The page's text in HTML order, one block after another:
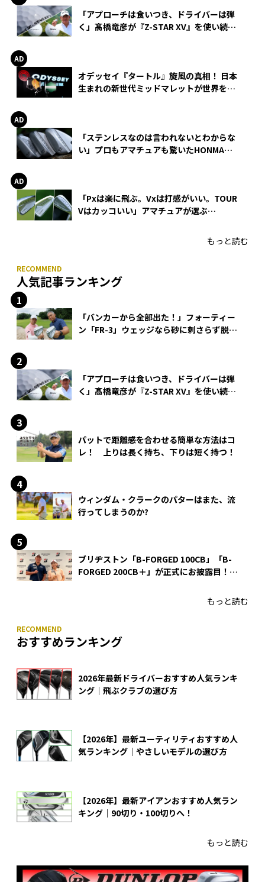
「アプローチは食いつき、ドライバーは弾
く」髙橋竜彦が『Z-STAR XV』を使い続け
オデッセイ『タートル』旋風の真相！ 日本
生まれの新世代ミッドマレットが世界を席
「ステンレスなのは言われないとわからな
い」プロもアマチュアも驚いたHONMA
「Pxは楽に飛ぶ。Vxは打感がいい。TOUR
Vはカッコいい」アマチュアが選ぶ
もっと読む
人気記事ランキング
「バンカーから全部出た！」フォーティー
ン「FR-3」ウェッジなら砂に刺さらず脱出
「アプローチは食いつき、ドライバーは弾
く」髙橋竜彦が『Z-STAR XV』を使い続け
パットで距離感を合わせる簡単な方法はコ
レ！ 上りは長く持ち、下りは短く持つ！
ウィンダム・クラークのパターはまた、流
行ってしまうのか?
ブリヂストン「B-FORGED 100CB」「B-
FORGED 200CB＋」が正式にお披露目！
もっと読む
おすすめランキング
2026年最新ドライバーおすすめ人気ランキ
ング｜飛ぶクラブの選び方
【2026年】最新ユーティリティおすすめ人
気ランキング｜やさしいモデルの選び方
【2026年】最新アイアンおすすめ人気ラン
キング｜90切り・100切りへ！
もっと読む